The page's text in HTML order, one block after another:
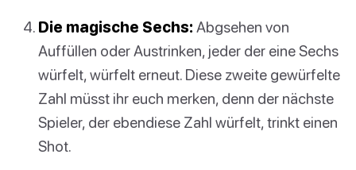
Die magische Sechs: Abgsehen von
Auffüllen oder Austrinken, jeder der eine Sechs
würfelt, würfelt erneut. Diese zweite gewürfelte
Zahl müsst ihr euch merken, denn der nächste
Spieler, der ebendiese Zahl würfelt, trinkt einen
Shot.